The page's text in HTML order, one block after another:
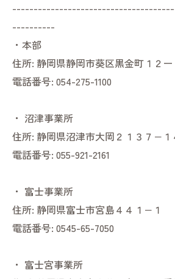
----------
・本部
住所: 静岡県静岡市葵区黒金町１２
電話番号: 054-275-1100
・ 沼津事業所
住所: 静岡県沼津市大岡２１３７−１
電話番号: 055-921-2161
・ 富士事業所
住所: 静岡県富士市宮島４４１−１
電話番号: 0545-65-7050
・ 富士宮事業所